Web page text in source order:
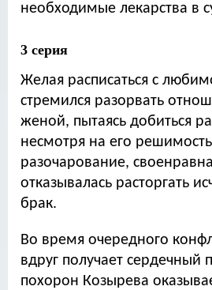
необходимые лекарства в
3 серия
Желая расписаться с
стремился разорвать
женой, пытаясь добиться
несмотря на его
разочарование,
отказывалась расторгать
брак.
Во время очередного
вдруг получает сердечный
похорон Козырева